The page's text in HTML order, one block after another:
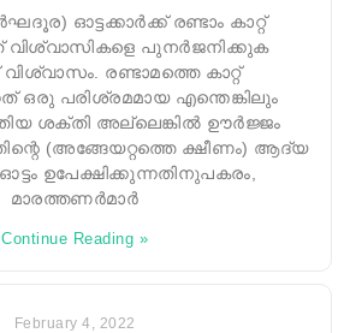
ഓട്ടക്കാർക്ക് രണ്ടാം കാറ്റ്
വിശ്വാസികളെ പുനർജനിക്കുക
രണ്ടാമത്തെ കാറ്റ്
ഒരു പരിശ്രമമായ എന്തെങ്കിലും
ശക്തി അല്ലെങ്കിൽ ഊർജ്ജം
(അങ്ങേയറ്റത്തെ ക്ഷീണം) ആദ്യ
ഉപേക്ഷിക്കുന്നതിനുപകരം,
മാരത്തണർമാർ
Continue Reading »
February 4, 2022